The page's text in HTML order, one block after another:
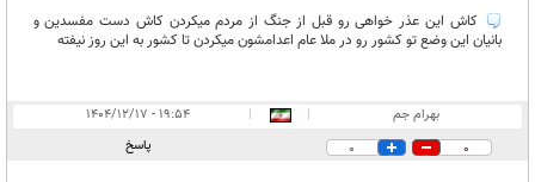
کاش این عذر خواهی رو قبل از جنگ از مردم میکردن کاش دست مفسدین و
بانیان این وضع تو کشور رو در ملا عام اعدامشون میکردن تا کشور به این روز نیفته
بهرام جم |
|
۱۹:۵۴ - ۱۴۰۴/۱۲/۱۷
0
0 پاسخ